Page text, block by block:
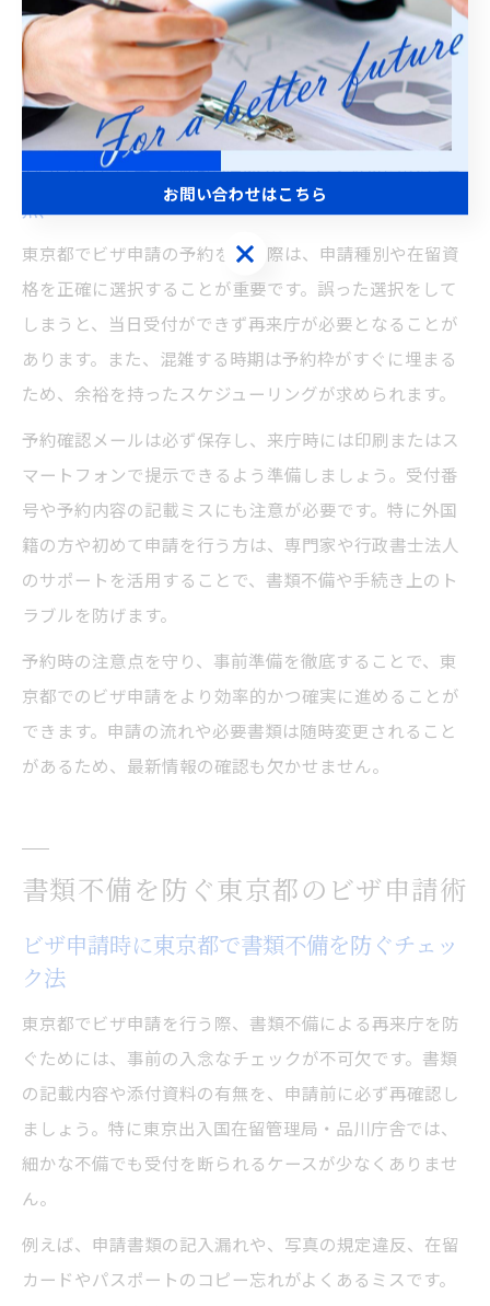
やかにオンラインでキャンセル操作を行い、再予約を行
うことで、他の申請者の迷惑を避けられます。効率的な
予約管理が、手続き全体のスムーズさに直結します。
ビザ申請を東京都で効率化する予約時の注意
点
東京都でビザ申請の予約を行う際は、申請種別や在留資
格を正確に選択することが重要です。誤った選択をして
しまうと、当日受付ができず再来庁が必要となることが
あります。また、混雑する時期は予約枠がすぐに埋まる
ため、余裕を持ったスケジューリングが求められます。
予約確認メールは必ず保存し、来庁時には印刷またはス
マートフォンで提示できるよう準備しましょう。受付番
号や予約内容の記載ミスにも注意が必要です。特に外国
籍の方や初めて申請を行う方は、専門家や行政書士法人
のサポートを活用することで、書類不備や手続き上のト
ラブルを防げます。
予約時の注意点を守り、事前準備を徹底することで、東
京都でのビザ申請をより効率的かつ確実に進めることが
できます。申請の流れや必要書類は随時変更されること
があるため、最新情報の確認も欠かせません。
書類不備を防ぐ東京都のビザ申請術
ビザ申請時に東京都で書類不備を防ぐチェッ
ク法
東京都でビザ申請を行う際、書類不備による再来庁を防
ぐためには、事前の入念なチェックが不可欠です。書類
の記載内容や添付資料の有無を、申請前に必ず再確認し
ましょう。特に東京出入国在留管理局・品川庁舎では、
細かな不備でも受付を断られるケースが少なくありませ
ん。
例えば、申請書類の記入漏れや、写真の規定違反、在留
カードやパスポートのコピー忘れがよくあるミスです。
お問い合わせはこちら
お問い合わせはこちら